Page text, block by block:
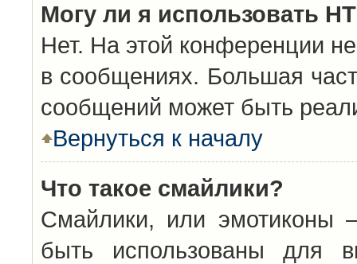
Могу ли я использовать
Нет. На этой конференции
в сообщениях. Большая
сообщений может быть
Вернуться к началу
Что такое смайлики?
Смайлики, или эмотиконы
быть использованы для